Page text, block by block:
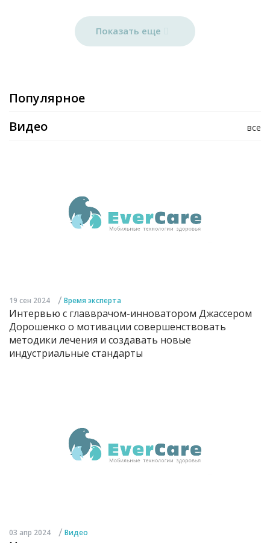
Показать еще
Популярное
все
Видео
19 сен 2024 / Время эксперта
Интервью с главврачом-инноватором Джассером
Дорошенко о мотивации совершенствовать
методики лечения и создавать новые
индустриальные стандарты
03 апр 2024 / Видео